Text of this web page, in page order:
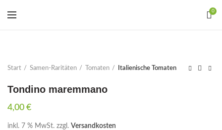
0
Start Samen-Raritäten Tomaten Italienische Tomaten
Tondino maremmano
4,00 €
inkl. 7 % MwSt. zzgl. Versandkosten